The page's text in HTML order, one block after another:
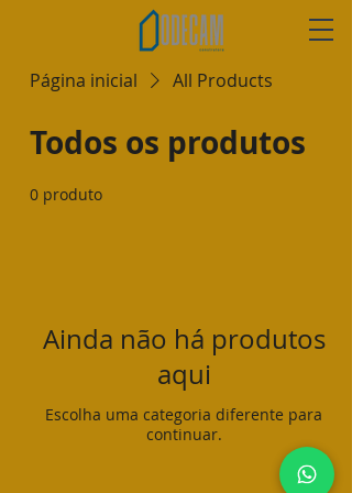
Página inicial All Products
Todos os produtos
0 produto
Ainda não há produtos
aqui
Escolha uma categoria diferente para
continuar.